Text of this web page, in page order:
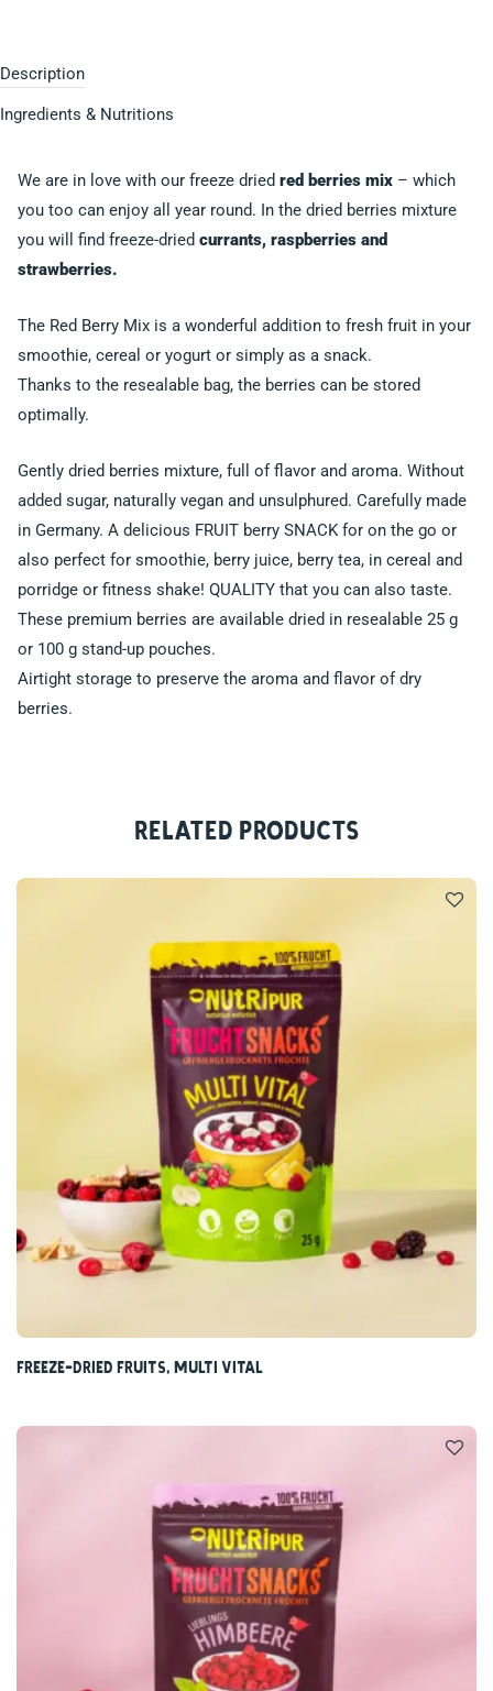
Description
Ingredients & Nutritions
We are in love with our freeze dried red berries mix – which
you too can enjoy all year round. In the dried berries mixture
you will find freeze-dried currants, raspberries and
strawberries.
The Red Berry Mix is a wonderful addition to fresh fruit in your
smoothie, cereal or yogurt or simply as a snack.
Thanks to the resealable bag, the berries can be stored
optimally.
Gently dried berries mixture, full of flavor and aroma. Without
added sugar, naturally vegan and unsulphured. Carefully made
in Germany. A delicious FRUIT berry SNACK for on the go or
also perfect for smoothie, berry juice, berry tea, in cereal and
porridge or fitness shake! QUALITY that you can also taste.
These premium berries are available dried in resealable 25 g
or 100 g stand-up pouches.
Airtight storage to preserve the aroma and flavor of dry
berries.
Related products
Freeze-dried fruits, Multi Vital